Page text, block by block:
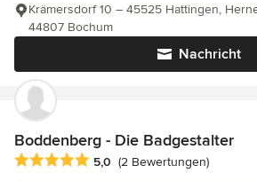
Nachricht
Krämersdorf 10 – 45525 Hattingen,
44807 Bochum
Boddenberg - Die Badgestalter
Durchschnittliche Bewertung: 5 von 5
5,0 (2 Bewertungen)